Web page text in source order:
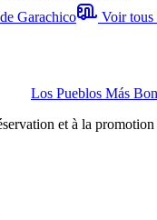
Garachico
Voir tous
Los Pueblos Más
et à la